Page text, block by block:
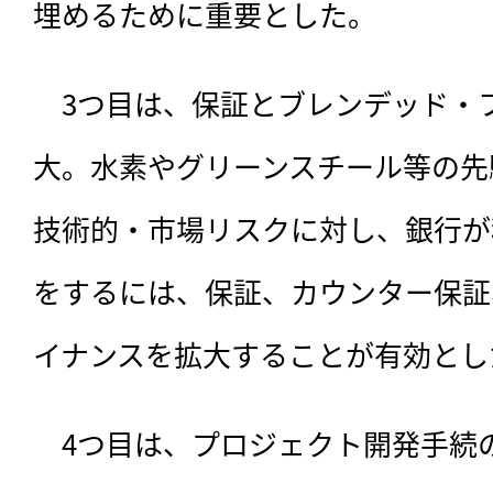
埋めるために重要とした。
3つ目は、保証とブレンデッド・
大。水素やグリーンスチール等の
技術的・市場リスクに対し、銀行
をするには、保証、カウンター保
イナンスを拡大することが有効と
4つ目は、プロジェクト開発手続